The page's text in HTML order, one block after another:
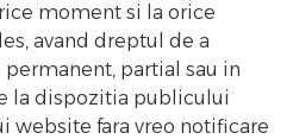
moment si la orice
avand dreptul de a
partial sau in
la dispozitia publicului
website fara vreo notificare